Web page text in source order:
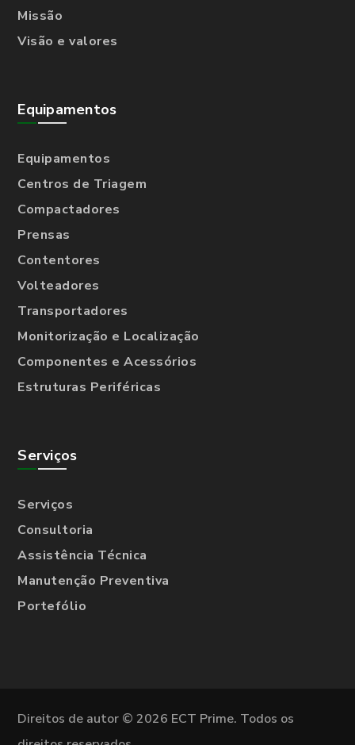
Missão
Visão e valores
Equipamentos
Equipamentos
Centros de Triagem
Compactadores
Prensas
Contentores
Volteadores
Transportadores
Monitorização e Localização
Componentes e Acessórios
Estruturas Periféricas
Serviços
Serviços
Consultoria
Assistência Técnica
Manutenção Preventiva
Portefólio
Direitos de autor © 2026 ECT Prime. Todos os